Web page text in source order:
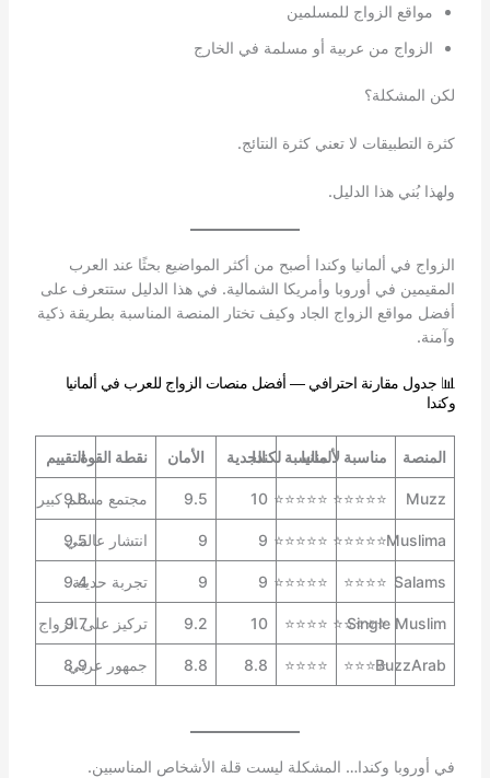
مواقع الزواج للمسلمين
الزواج من عربية أو مسلمة في الخارج
لكن المشكلة؟
كثرة التطبيقات لا تعني كثرة النتائج.
ولهذا بُني هذا الدليل.
الزواج في ألمانيا وكندا أصبح من أكثر المواضيع بحثًا عند العرب
المقيمين في أوروبا وأمريكا الشمالية. في هذا الدليل ستتعرف على
أفضل مواقع الزواج الجاد وكيف تختار المنصة المناسبة بطريقة ذكية
وآمنة.
📊 جدول مقارنة احترافي — أفضل منصات الزواج للعرب في ألمانيا
وكندا
المنصة مناسبة لألمانيامناسبة لكنداالجدية الأمان نقطة القوةالتقييم
Muzz
⭐⭐⭐⭐⭐
⭐⭐⭐⭐⭐
10
9.5 مجتمع مسلم كبير
9.8
Muslima
⭐⭐⭐⭐⭐
⭐⭐⭐⭐⭐
9
9 انتشار عالمي
9.5
Salams
⭐⭐⭐⭐
⭐⭐⭐⭐⭐
9
9 تجربة حديثة
9.4
Single Muslim
⭐⭐⭐⭐⭐
⭐⭐⭐⭐
10
9.2 تركيز على الزواج
9.7
BuzzArab
⭐⭐⭐⭐
⭐⭐⭐⭐
8.8
8.8 جمهور عربي
8.9
في أوروبا وكندا… المشكلة ليست قلة الأشخاص المناسبين.